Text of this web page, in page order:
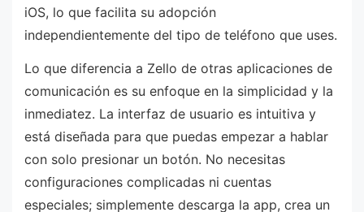
iOS, lo que facilita su adopción
independientemente del tipo de teléfono que uses.
Lo que diferencia a Zello de otras aplicaciones de
comunicación es su enfoque en la simplicidad y la
inmediatez. La interfaz de usuario es intuitiva y
está diseñada para que puedas empezar a hablar
con solo presionar un botón. No necesitas
configuraciones complicadas ni cuentas
especiales; simplemente descarga la app, crea un